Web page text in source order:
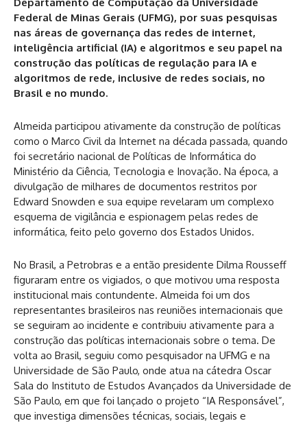
Federal de Minas Gerais (UFMG), por suas pesquisas
nas áreas de governança das redes de internet,
inteligência artificial (IA) e algoritmos e seu papel na
construção das políticas de regulação para IA e
algoritmos de rede, inclusive de redes sociais, no
Brasil e no mundo.
Almeida participou ativamente da construção de políticas
como o Marco Civil da Internet na década passada, quando
foi secretário nacional de Políticas de Informática do
Ministério da Ciência, Tecnologia e Inovação. Na época, a
divulgação de milhares de documentos restritos por
Edward Snowden e sua equipe revelaram um complexo
esquema de vigilância e espionagem pelas redes de
informática, feito pelo governo dos Estados Unidos.
No Brasil, a Petrobras e a então presidente Dilma Rousseff
figuraram entre os vigiados, o que motivou uma resposta
institucional mais contundente. Almeida foi um dos
representantes brasileiros nas reuniões internacionais que
se seguiram ao incidente e contribuiu ativamente para a
construção das políticas internacionais sobre o tema. De
volta ao Brasil, seguiu como pesquisador na UFMG e na
Universidade de São Paulo, onde atua na cátedra Oscar
Sala do Instituto de Estudos Avançados da Universidade de
São Paulo, em que foi lançado o projeto “IA Responsável”,
que investiga dimensões técnicas, sociais, legais e